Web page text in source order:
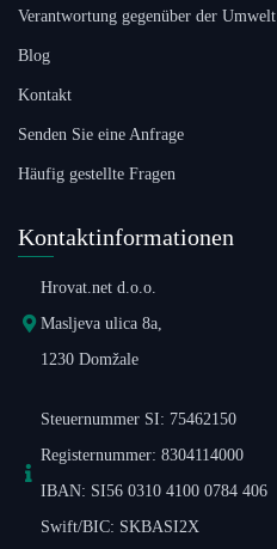
Verantwortung gegenüber der Umwelt
Blog
Kontakt
Senden Sie eine Anfrage
Häufig gestellte Fragen
Kontaktinformationen
Hrovat.net d.o.o.
Masljeva ulica 8a,
1230 Domžale
Steuernummer SI: 75462150
Registernummer: 8304114000
IBAN: SI56 0310 4100 0784 406
Swift/BIC: SKBASI2X